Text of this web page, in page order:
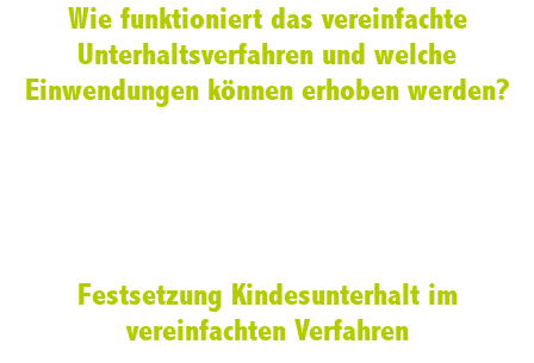
Wie funktioniert das vereinfachte
Unterhaltsverfahren und welche
Einwendungen können erhoben werden?
Festsetzung Kindesunterhalt im
vereinfachten Verfahren